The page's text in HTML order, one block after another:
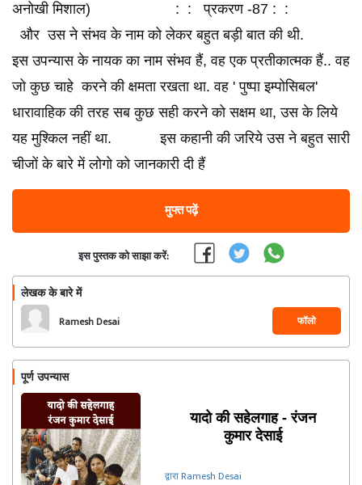
अनोखी मिशाल) : : प्रकरण -87 : :
और उस ने संभव के नाम को लेकर बहुत बड़ी बात की थी.
इस उपन्यास के नायक का नाम संभव हैं, वह एक प्रतीकात्मक हैं.. वह
जो कुछ चाहे करने की क्षमता रखता था. वह ' पुष्पा इम्पोसिबल'
धारावाहिक की तरह सब कुछ सही करने को सक्षम था, उस के लिये
यह मुश्किल नहीं था. इस कहानी की जरिये उस ने बहुत सारी
चीजों के बारे में लोगो को जानकारी दी हैं
मुफ्त पढ़ें
इस पुस्तक को साझा करें:
लेखक के बारे में
Ramesh Desai फॉलो
पूर्ण उपन्यास
यादो की सहेलगाह - रंजन
कुमार देसाई
द्वारा Ramesh Desai